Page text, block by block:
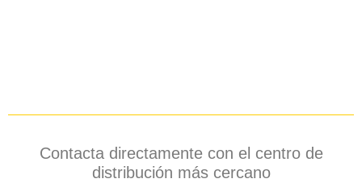
Contacta directamente con el centro de
distribución más cercano